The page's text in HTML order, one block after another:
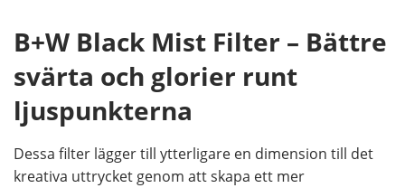
B+W Black Mist Filter – Bättre
svärta och glorier runt
ljuspunkterna
Dessa filter lägger till ytterligare en dimension till det
kreativa uttrycket genom att skapa ett mer